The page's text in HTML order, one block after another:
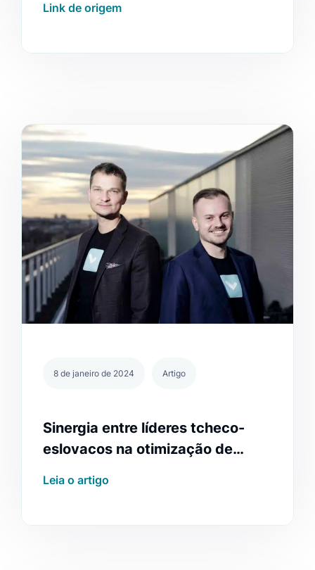
Link de origem
8 de janeiro de 2024 Artigo
Sinergia entre líderes tcheco-
eslovacos na otimização de
Leia o artigo